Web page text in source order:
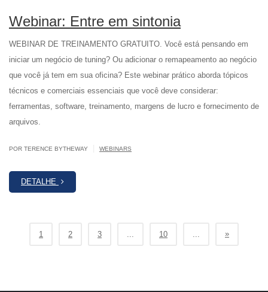
Webinar: Entre em sintonia
WEBINAR DE TREINAMENTO GRATUITO. Você está pensando em
iniciar um negócio de tuning? Ou adicionar o remapeamento ao negócio
que você já tem em sua oficina? Este webinar prático aborda tópicos
técnicos e comerciais essenciais que você deve considerar:
ferramentas, software, treinamento, margens de lucro e fornecimento de
arquivos.
POR TERENCE BYTHEWAY WEBINARS
DETALHE
1 2 3 10 »